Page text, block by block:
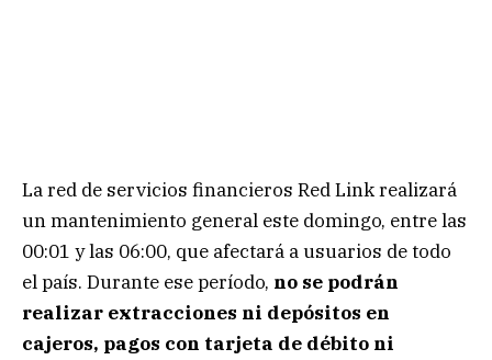
La red de servicios financieros Red Link realizará
un mantenimiento general este domingo, entre las
00:01 y las 06:00, que afectará a usuarios de todo
el país. Durante ese período, no se podrán
realizar extracciones ni depósitos en
cajeros, pagos con tarjeta de débito ni